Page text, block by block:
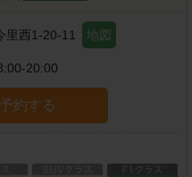
里西1-20-11 地図
20:00
約する